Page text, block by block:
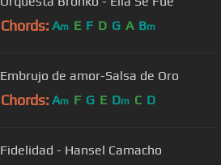
Chords: Am E F D G A Bm
Embrujo de amor-Salsa de Oro
Chords: Am F G E Dm C D
Fidelidad - Hansel Camacho